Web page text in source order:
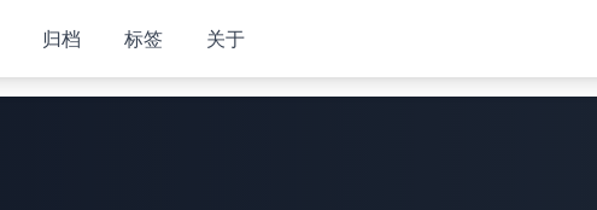
归档 标签 关于